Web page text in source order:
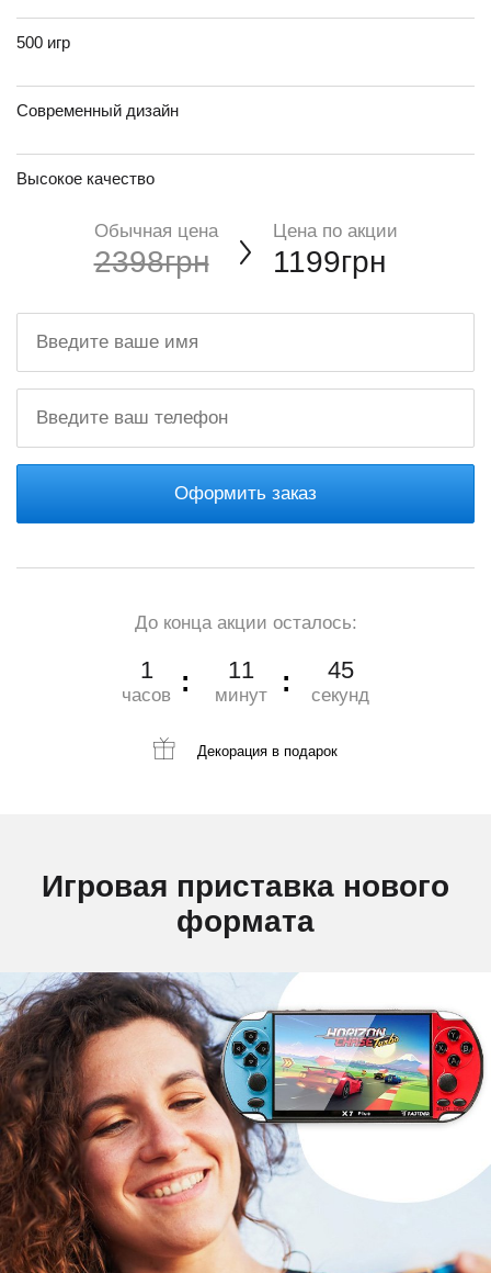
500 игр
Современный дизайн
Высокое качество
Обычная цена
2398грн
Цена по акции
1199грн
Оформить заказ
До конца акции осталось:
1
часов
11
минут
44
секунд
Декорация в подарок
Игровая приставка нового
формата